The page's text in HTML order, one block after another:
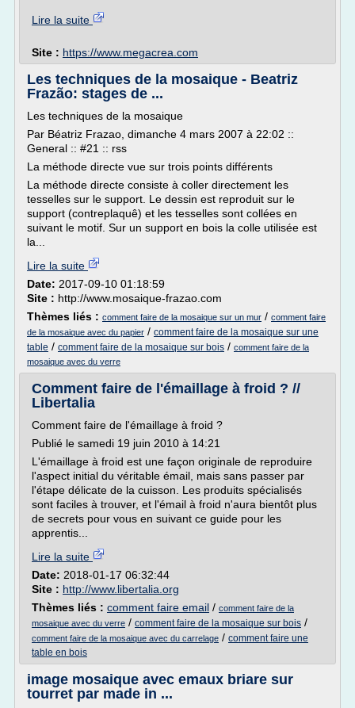
Lire la suite
Site : https://www.megacrea.com
Les techniques de la mosaique - Beatriz
Frazão: stages de ...
Les techniques de la mosaique
Par Béatriz Frazao, dimanche 4 mars 2007 à 22:02 ::
General :: #21 :: rss
La méthode directe vue sur trois points différents
La méthode directe consiste à coller directement les
tesselles sur le support. Le dessin est reproduit sur le
support (contreplaquê) et les tesselles sont collées en
suivant le motif. Sur un support en bois la colle utilisée est
la...
Lire la suite
Date: 2017-09-10 01:18:59
Site : http://www.mosaique-frazao.com
Thèmes liés : comment faire de la mosaique sur un mur / comment faire
de la mosaique avec du papier / comment faire de la mosaique sur une
table / comment faire de la mosaique sur bois / comment faire de la
mosaique avec du verre
Comment faire de l'émaillage à froid ? //
Libertalia
Comment faire de l'émaillage à froid ?
Publié le samedi 19 juin 2010 à 14:21
L'émaillage à froid est une façon originale de reproduire
l'aspect initial du véritable émail, mais sans passer par
l'étape délicate de la cuisson. Les produits spécialisés
sont faciles à trouver, et l'émail à froid n'aura bientôt plus
de secrets pour vous en suivant ce guide pour les
apprentis...
Lire la suite
Date: 2018-01-17 06:32:44
Site : http://www.libertalia.org
Thèmes liés : comment faire email / comment faire de la
mosaique avec du verre / comment faire de la mosaique sur bois /
comment faire de la mosaique avec du carrelage / comment faire une
table en bois
image mosaique avec emaux briare sur
tourret par made in ...